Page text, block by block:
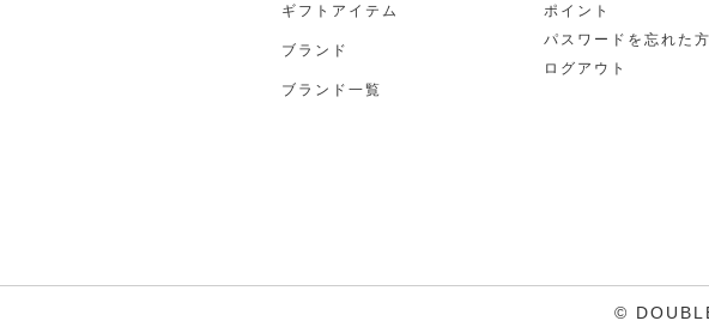
ギフトアイテム
ブランド
ブランド一覧
ポイント
パスワードを忘れた
ログアウト
©